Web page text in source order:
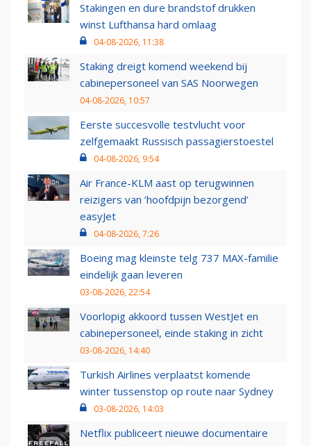
Stakingen en dure brandstof drukken
winst Lufthansa hard omlaag
04-08-2026, 11:38
Staking dreigt komend weekend bij
cabinepersoneel van SAS Noorwegen
04-08-2026, 10:57
Eerste succesvolle testvlucht voor
zelfgemaakt Russisch passagierstoestel
04-08-2026, 9:54
Air France-KLM aast op terugwinnen
reizigers van ‘hoofdpijn bezorgend’
easyJet
04-08-2026, 7:26
Boeing mag kleinste telg 737 MAX-familie
eindelijk gaan leveren
03-08-2026, 22:54
Voorlopig akkoord tussen WestJet en
cabinepersoneel, einde staking in zicht
03-08-2026, 14:40
Turkish Airlines verplaatst komende
winter tussenstop op route naar Sydney
03-08-2026, 14:03
Netflix publiceert nieuwe documentaire